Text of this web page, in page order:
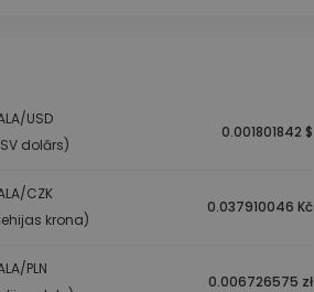
USD
dolārs)
0.001801842 $
CZK
krona)
0.037910046 Kč
PLN
0.006726575 zł